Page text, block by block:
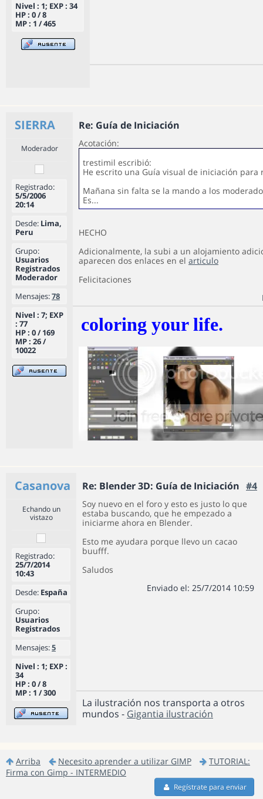
Nivel : 1; EXP : 34
HP : 0 / 8
MP : 1 / 465
SIERRA Re: Guía de Iniciación
Moderador
Registrado:
5/5/2006
20:14
Desde: Lima,
Peru
Grupo:
Usuarios
Registrados
Moderador
Mensajes:78
Nivel : 7; EXP
: 77
HP : 0 / 169
MP : 26 /
10022
Acotación:
trestimil escribió:
He escrito una Guía visual de iniciación para
Mañana sin falta se la mando a los
Es...
HECHO
Adicionalmente, la subi a un alojamiento
aparecen dos enlaces en el articulo
Felicitaciones
coloring your life.
Casanova Re: Blender 3D: Guía de Iniciación #4
Echando un
vistazo
Registrado:
25/7/2014
10:43
Desde: España
Grupo:
Usuarios
Registrados
Mensajes:5
Nivel : 1; EXP :
34
HP : 0 / 8
MP : 1 / 300
Soy nuevo en el foro y esto es justo lo que
estaba buscando, que he empezado a
iniciarme ahora en Blender.
Esto me ayudara porque llevo un cacao
buufff.
Saludos
Enviado el: 25/7/2014 10:59
La ilustración nos transporta a otros
mundos - Gigantia ilustración
Arriba Necesito aprender a utilizar GIMP
TUTORIAL:
Firma con Gimp - INTERMEDIO
Regístrate para enviar